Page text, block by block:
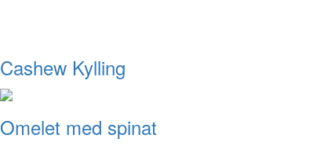
Cashew Kylling
Omelet med spinat